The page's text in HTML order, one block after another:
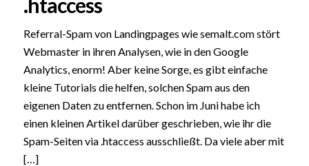
Referral-Spam von Landingpages wie semalt.com stört
Webmaster in ihren Analysen, wie in den Google
Analytics, enorm! Aber keine Sorge, es gibt einfache
kleine Tutorials die helfen, solchen Spam aus den
eigenen Daten zu entfernen. Schon im Juni habe ich
einen kleinen Artikel darüber geschrieben, wie ihr die
Spam-Seiten via .htaccess ausschließt. Da viele aber mit
[…]